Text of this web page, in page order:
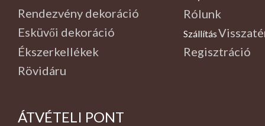
Rendezvény dekoráció
Esküvői dekoráció
Ékszerkellékek
Rövidáru
Rólunk
Szállítás
Regisztráció
ÁTVÉTELI PONT